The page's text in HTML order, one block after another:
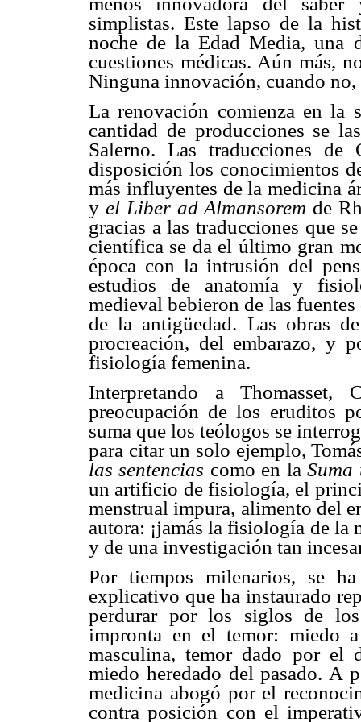
simplistas. Este lapso de la
noche de la Edad Media, una
cuestiones médicas. Aún más,
Ninguna innovación, cuando
La renovación comienza en
cantidad de producciones se
Salerno. Las traducciones
disposición los conocimientos
más influyentes de la medicina
y el Liber ad Almansorem de
gracias a las traducciones que
científica se da el último gran
época con la intrusión del
estudios de anatomía y
medieval bebieron de las
de la antigüedad. Las obras
procreación, del embarazo, y
fisiología femenina.
Interpretando a Thomasset,
preocupación de los eruditos
suma que los teólogos se
para citar un solo ejemplo,
las sentencias como en laSuma
un artificio de fisiología, el
menstrual impura, alimento del
autora: ¡jamás la fisiología de
y de una investigación tan
Por tiempos milenarios, se
explicativo que ha instaurado
perdurar por los siglos de
impronta en el temor: miedo
masculina, temor dado por el
miedo heredado del pasado. A
medicina abogó por el
contra posición con el